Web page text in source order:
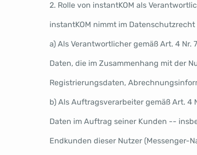
2. Rolle von instantKOM als
instantKOM nimmt im Datenschutzrecht
a) Als Verantwortlicher gemäß Art. 4 Nr.
Daten, die im Zusammenhang mit der
Registrierungsdaten,
b) Als Auftragsverarbeiter gemäß Art. 4
Daten im Auftrag seiner Kunden --
Endkunden dieser Nutzer (Messenger-